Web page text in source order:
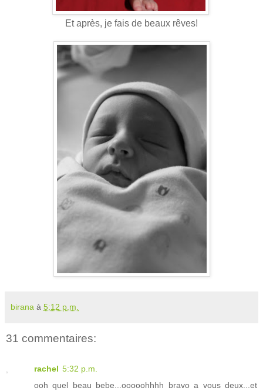
Et après, je fais de beaux rêves!
birana à 5:12 p.m.
31 commentaires:
rachel 5:32 p.m.
ooh quel beau bebe...ooooohhhh bravo a vous deux...et